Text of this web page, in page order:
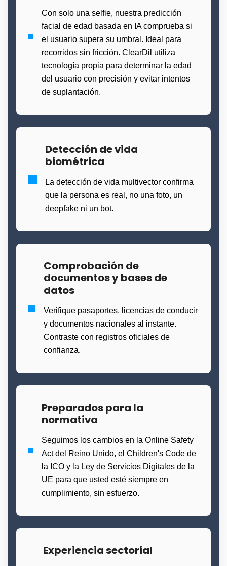
Con solo una selfie, nuestra predicción
facial de edad basada en IA comprueba si
el usuario supera su umbral. Ideal para
recorridos sin fricción. ClearDil utiliza
tecnología propia para determinar la edad
del usuario con precisión y evitar intentos
de suplantación.
Detección de vida
biométrica
La detección de vida multivector confirma
que la persona es real, no una foto, un
deepfake ni un bot.
Comprobación de
documentos y bases de
datos
Verifique pasaportes, licencias de conducir
y documentos nacionales al instante.
Contraste con registros oficiales de
confianza.
Preparados para la
normativa
Seguimos los cambios en la Online Safety
Act del Reino Unido, el Children's Code de
la ICO y la Ley de Servicios Digitales de la
UE para que usted esté siempre en
cumplimiento, sin esfuerzo.
Experiencia sectorial